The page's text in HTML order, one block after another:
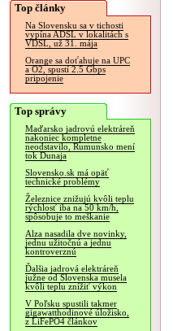
Top články
Na Slovensku sa v tichosti
vypína ADSL v lokalitách s
VDSL, už 31. mája
Orange sa doťahuje na UPC
a O2, spustí 2.5 Gbps
pripojenie
Top správy
Maďarsko jadrovú elektráreň
nakoniec kompletne
neodstavilo, Rumunsko mení
tok Dunaja
Slovensko.sk má opäť
technické problémy
Železnice znižujú kvôli teplu
rýchlosť iba na 50 km/h,
spôsobuje to meškanie
Alza nasadila dve novinky,
jednu užitočnú a jednu
kontroverznú
Ďalšia jadrová elektráreň
južne od Slovenska musela
kvôli teplu znížiť výkon
V Poľsku spustili takmer
gigawatthodinové úložisko,
z LiFePO4 článkov